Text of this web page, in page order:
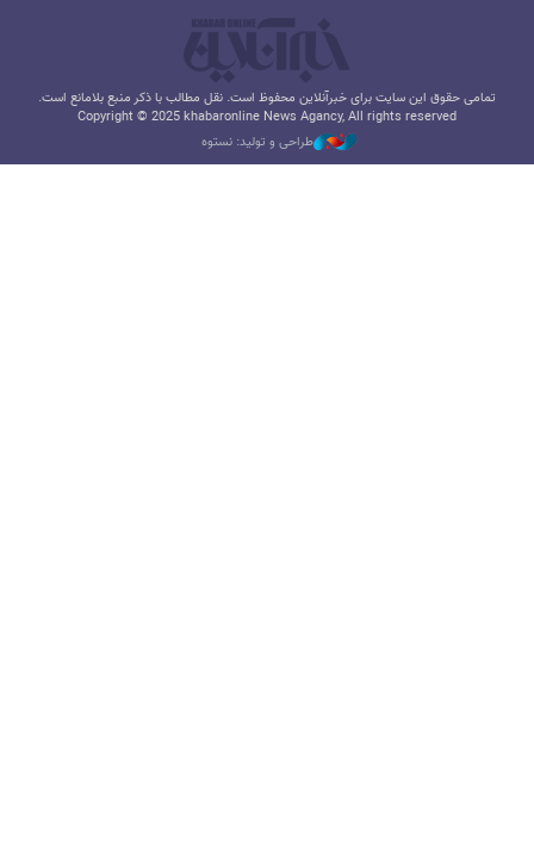
تمامی حقوق این سایت برای خبرآنلاین محفوظ است. نقل مطالب با ذکر منبع بلامانع است.
Copyright © 2025 khabaronline News Agancy, All rights reserved
طراحی و تولید: نستوه